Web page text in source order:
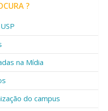
?
na Mídia
do campus